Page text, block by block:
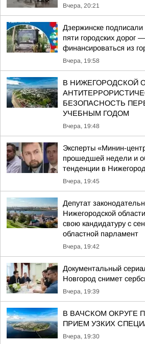
Вчера, 20:21
Дзержинске подписали
пяти городских дорог
финансироваться из
Вчера, 19:58
В НИЖЕГОРОДСКОЙ
БЕЗОПАСНОСТЬ
УЧЕБНЫМ ГОДОМ
Вчера, 19:48
Эксперты «Минин-
прошедшей недели и
тенденции в
Вчера, 19:45
Депутат
Нижегородской
свою кандидатуру с
областной парламент
Вчера, 19:42
Документальный
Новгород снимет
Вчера, 19:39
В ВАЧСКОМ ОКРУГЕ
ПРИЕМ УЗКИХ
Вчера, 19:30